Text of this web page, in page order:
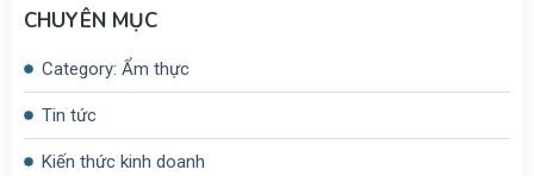
CHUYÊN MỤC
Category: Ẩm thực
Tin tức
Kiến thức kinh doanh